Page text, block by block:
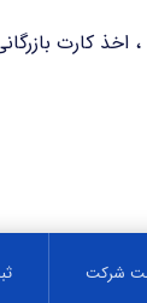
بازرگانی و اخذ
شرکت